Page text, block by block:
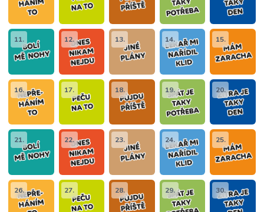
11. 12. 13. 14. 15.
16. 17. 18. 19. 20.
21. 22. 23. 24. 25.
26. 27. 28. 29. 30.